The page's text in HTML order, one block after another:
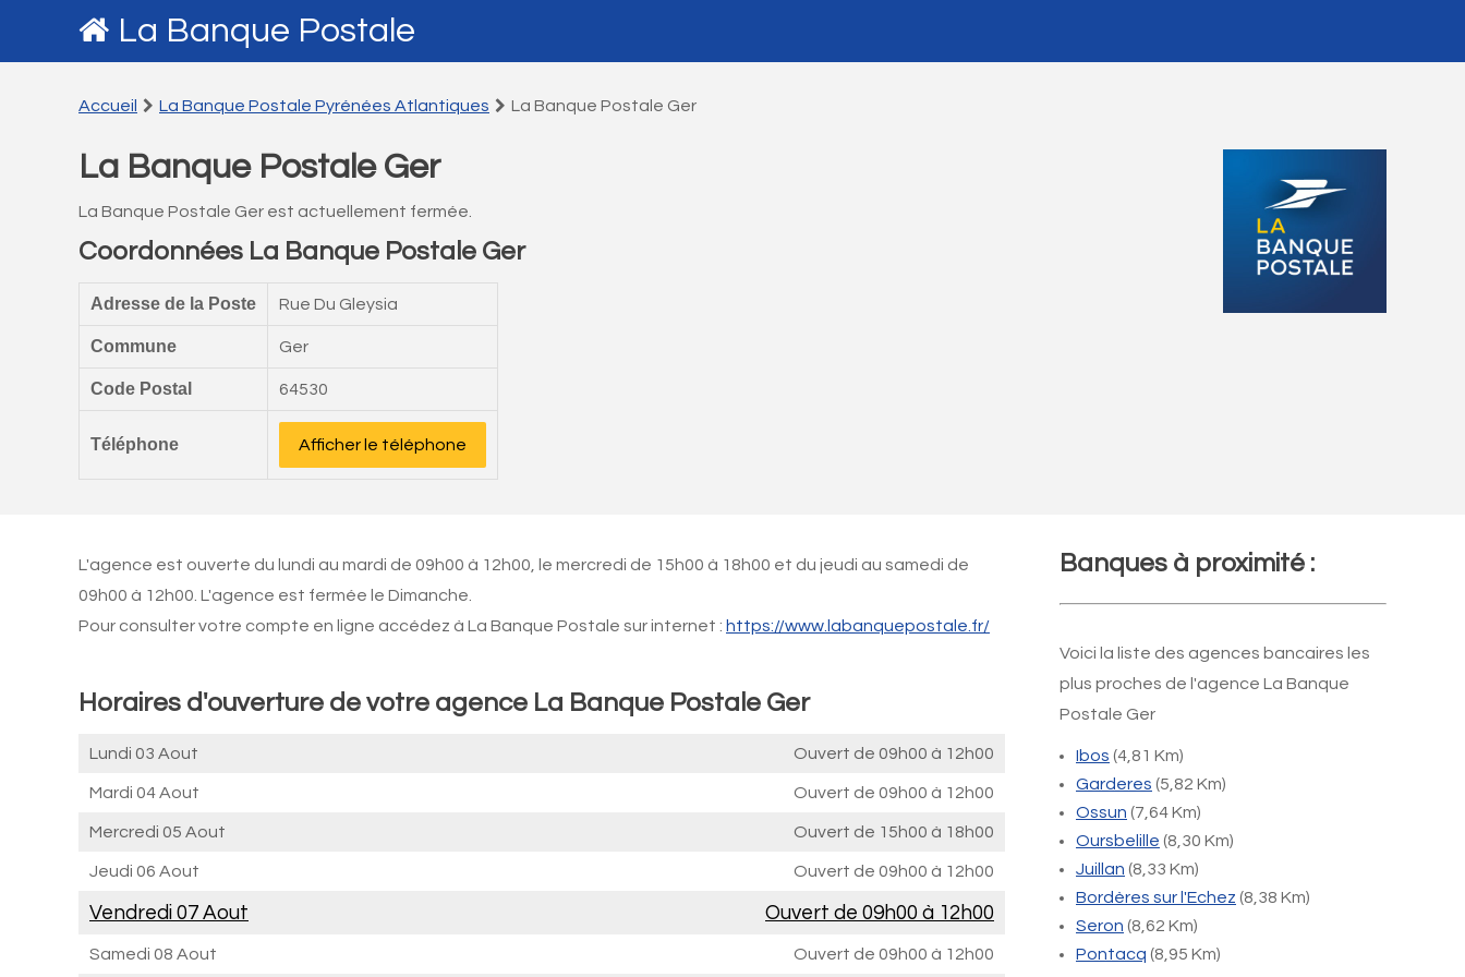
La Banque Postale
Accueil La Banque Postale Pyrénées Atlantiques La Banque Postale Ger
La Banque Postale Ger
La Banque Postale Ger est actuellement fermée.
Coordonnées La Banque Postale Ger
Adresse de la Poste Rue Du Gleysia
Commune Ger
Code Postal 64530
Téléphone Afficher le téléphone
L'agence est ouverte du lundi au mardi de 09h00 à 12h00, le mercredi de 15h00 à 18h00 et du jeudi au samedi de
09h00 à 12h00. L'agence est fermée le Dimanche.
Pour consulter votre compte en ligne accédez à La Banque Postale sur internet : https://www.labanquepostale.fr/
Horaires d'ouverture de votre agence La Banque Postale Ger
Lundi 03 Aout Ouvert de 09h00 à 12h00
Mardi 04 Aout Ouvert de 09h00 à 12h00
Mercredi 05 Aout Ouvert de 15h00 à 18h00
Jeudi 06 Aout Ouvert de 09h00 à 12h00
Vendredi 07 Aout Ouvert de 09h00 à 12h00
Samedi 08 Aout Ouvert de 09h00 à 12h00
Banques à proximité :
Voici la liste des agences bancaires les
plus proches de l'agence La Banque
Postale Ger
Ibos (4,81 Km)
Garderes (5,82 Km)
Ossun (7,64 Km)
Oursbelille (8,30 Km)
Juillan (8,33 Km)
Bordères sur l'Echez (8,38 Km)
Seron (8,62 Km)
Pontacq (8,95 Km)